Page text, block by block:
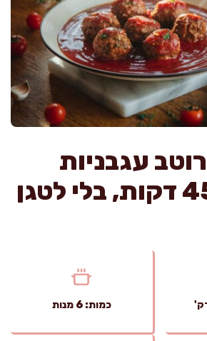
עגבניות
מפנק ב-45 דקות, בלי לטגן
כמות: 6 מנות